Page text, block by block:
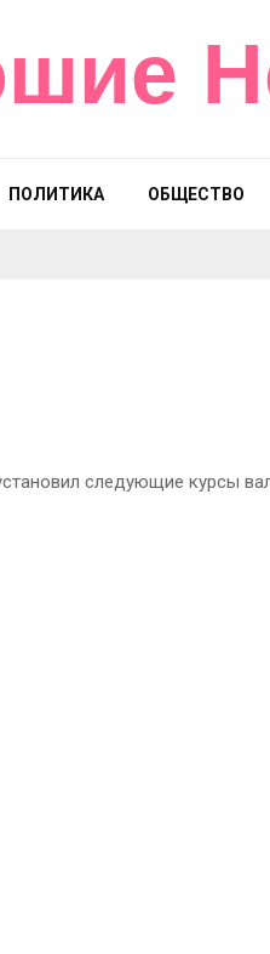
ПОЛИТИКА ОБЩЕСТВО
следующие курсы